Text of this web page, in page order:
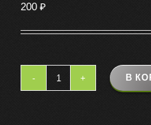
200 ₽
Количество
В